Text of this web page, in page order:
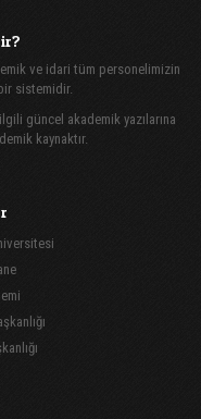
ve idari tüm personelimizin
sistemidir.
güncel akademik yazılarına
kaynaktır.